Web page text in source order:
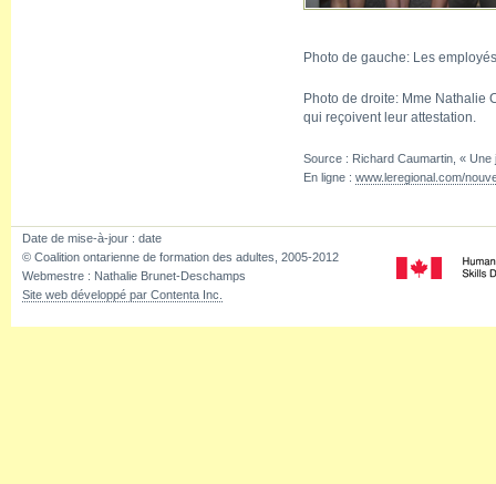
Photo de gauche: Les
Photo de droite: Mme Nathalie
qui reçoivent leur attestation.
Source : Richard Caumartin, «
En ligne : www.leregional.com/
Date de mise-à-jour : date
© Coalition ontarienne de formation des adultes, 2005-2012
Webmestre : Nathalie Brunet-Deschamps
Site web développé par Contenta Inc.